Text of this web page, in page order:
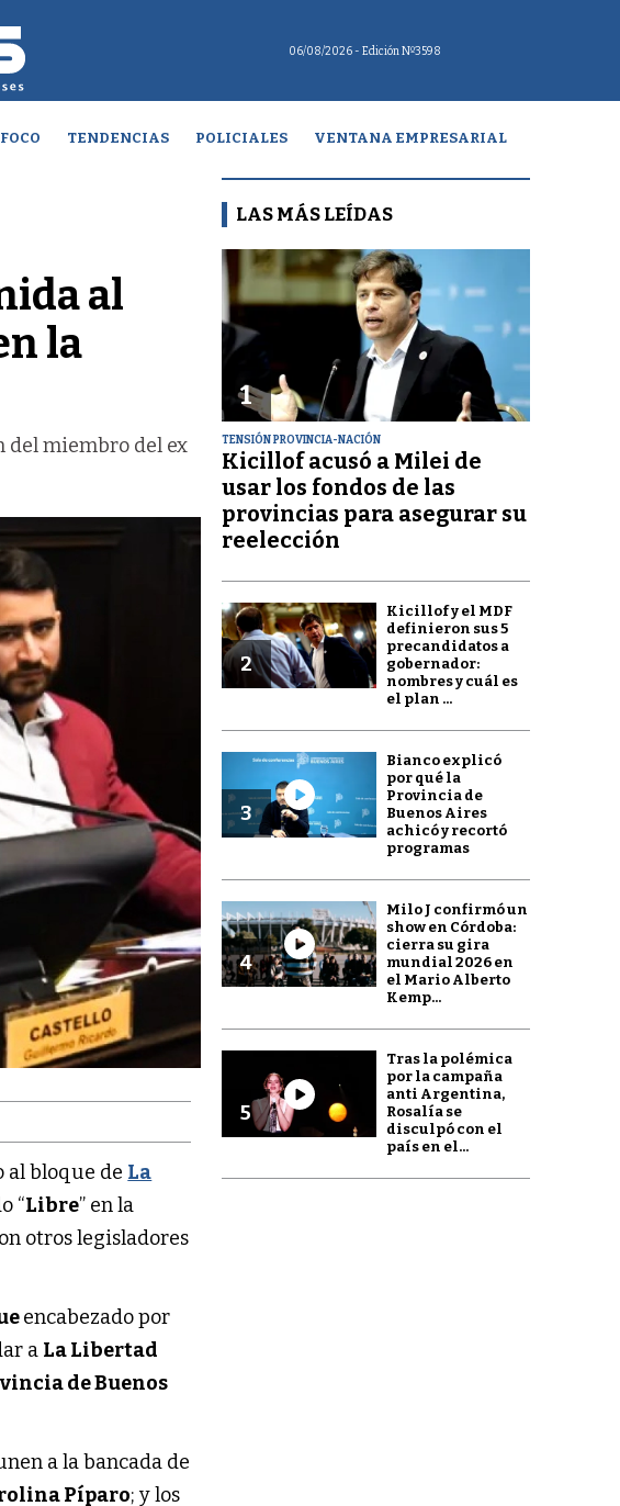
06/08/2026 - Edición Nº3598
TENDENCIAS POLICIALES VENTANA EMPRESARIAL
al
la
del miembro del ex
al bloque de La
“Libre” en la
otros legisladores
encabezado por
a La Libertad
de Buenos
a la bancada de
Píparo; y los
LAS MÁS LEÍDAS
1
TENSIÓN PROVINCIA-NACIÓN
Kicillof acusó a Milei de
usar los fondos de las
provincias para asegurar su
reelección
2
Kicillof y el MDF
definieron sus 5
precandidatos a
gobernador:
nombres y cuál es
el plan ...
3
Bianco explicó
por qué la
Provincia de
Buenos Aires
achicó y recortó
programas
4
Milo J confirmó un
show en Córdoba:
cierra su gira
mundial 2026 en
el Mario Alberto
Kemp...
5
Tras la polémica
por la campaña
anti Argentina,
Rosalía se
disculpó con el
país en el...